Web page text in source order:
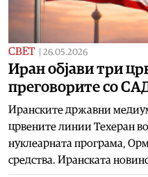
СВЕТ 26.05.2026
Иран објави три
преговорите со
Иранските државни
црвените линии Техеран
нуклеарната програма,
средства. Иранската